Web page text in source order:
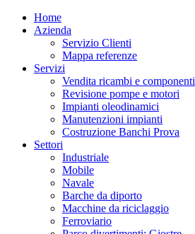
Home
Azienda
Servizio Clienti
Mappa referenze
Servizi
Vendita ricambi e componenti
Revisione pompe e motori
Impianti oleodinamici
Manutenzioni impianti
Costruzione Banchi Prova
Settori
Industriale
Mobile
Navale
Barche da diporto
Macchine da riciclaggio
Ferroviario